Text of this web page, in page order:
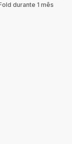
durante 1 mês